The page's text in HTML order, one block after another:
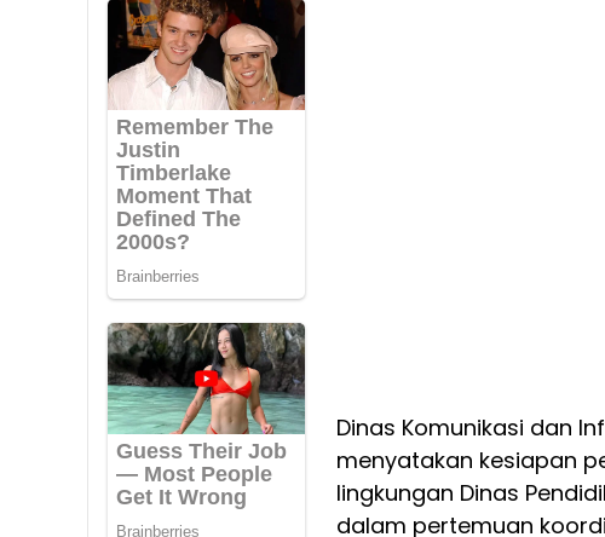
Dinas Komunikasi dan
menyatakan kesiapan
lingkungan Dinas
dalam pertemuan